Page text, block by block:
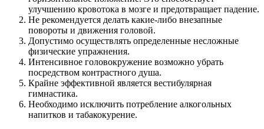
улучшению кровотока в мозге и предотвращает падение.
Не рекомендуется делать какие-либо внезапные
повороты и движения головой.
Допустимо осуществлять определенные несложные
физические упражнения.
Интенсивное головокружение возможно убрать
посредством контрастного душа.
Крайне эффективной является вестибулярная
гимнастика.
Необходимо исключить потребление алкогольных
напитков и табакокурение.